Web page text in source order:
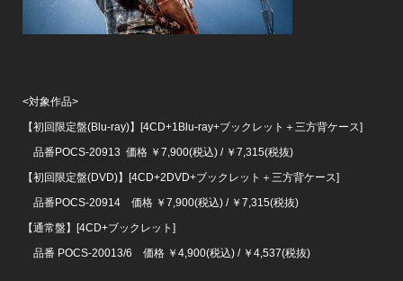
<対象作品>
【初回限定盤(Blu-ray)】[4CD+1Blu-ray+ブックレット＋三方背ケース]
品番POCS-20913 価格 ￥7,900(税込) / ￥7,315(税抜)
【初回限定盤(DVD)】[4CD+2DVD+ブックレット＋三方背ケース]
品番POCS-20914 価格 ￥7,900(税込) / ￥7,315(税抜)
【通常盤】[4CD+ブックレット]
品番 POCS-20013/6 価格 ￥4,900(税込) / ￥4,537(税抜)